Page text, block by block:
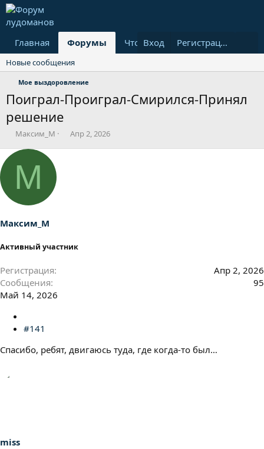
Главная Форумы Что нового?
Вход Регистрация
Новые сообщения
Мое выздоровление
Поиграл-Проиграл-Смирился-Принял
решение
А
т
о
м
Максим_М
Д
Апр 2, 2026
М
Максим_М
Активный участник
Регистрация
Апр 2, 2026
Сообщения
95
Май 14, 2026
#141
Спасибо, ребят, двигаюсь туда, где когда-то был…
miss